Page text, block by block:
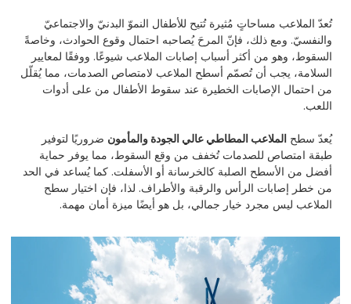
تُعدّ الملاعب مساحاتٍ مُثيرة تُتيح للأطفال النموّ البدنيّ والاجتماعيّ
والنفسيّ. ومع ذلك، فإنّ المرحَ يُصاحبه احتمال وقوع الحوادث، وخاصةً
السقوط، وهو من أكثر أسباب إصابات الملاعب شيوعًا. ووفقًا لمعايير
السلامة، يجب أن تُصمّم أسطح الملاعب لامتصاص الصدمات، مما يُقلّل
من احتمال الإصابات الخطيرة عند سقوط الأطفال من على أدوات
اللعب.
يُعدّ سطحالملاعب المطاطي عالي الجودة والمأمون ضروريًا لتوفير
طبقة امتصاص للصدمات تُخفف من وقع السقوط، مما يوفر حماية
أفضل من الأسطح الصلبة كالخرسانة أو الأسفلت. كما يُساعد في الحد
من خطر إصابات الرأس والرقبة والأطراف. لذا، فإن اختيار سطح
الملاعب ليس مجرد خيار جمالي، بل هو أيضًا ميزة أمان مهمة.